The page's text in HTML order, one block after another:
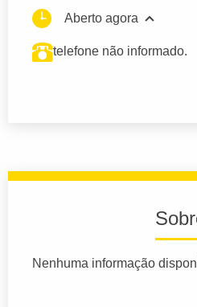
Aberto agora
telefone não informado.
Nenhuma informação